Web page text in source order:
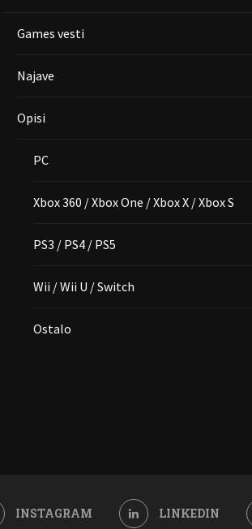
Games vesti
Najave
Opisi
PC
Xbox 360 / Xbox One / Xbox X / Xbox S
PS3 / PS4 / PS5
Wii / Wii U / Switch
Ostalo
INSTAGRAM LINKEDIN